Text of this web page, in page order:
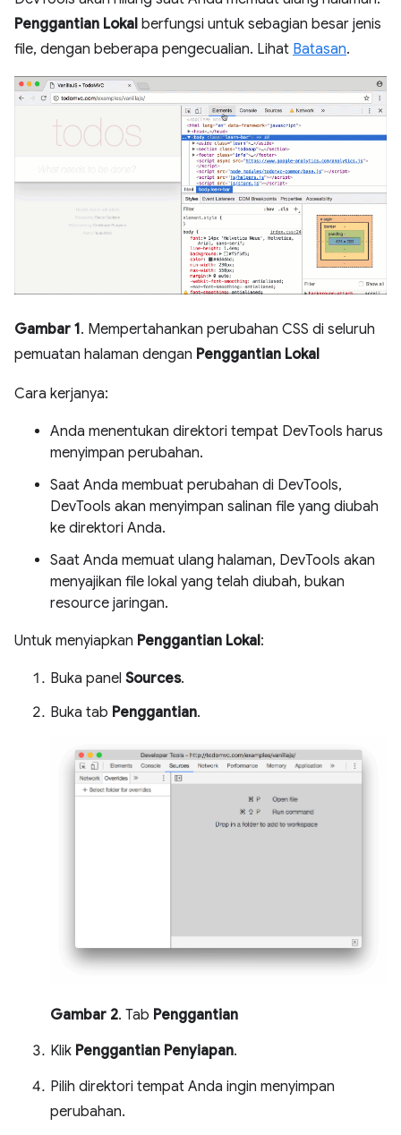
Penggantian Lokal berfungsi untuk sebagian besar jenis
file, dengan beberapa pengecualian. Lihat Batasan.
Gambar 1. Mempertahankan perubahan CSS di seluruh
pemuatan halaman dengan Penggantian Lokal
Cara kerjanya:
Anda menentukan direktori tempat DevTools harus
menyimpan perubahan.
Saat Anda membuat perubahan di DevTools,
DevTools akan menyimpan salinan file yang diubah
ke direktori Anda.
Saat Anda memuat ulang halaman, DevTools akan
menyajikan file lokal yang telah diubah, bukan
resource jaringan.
Untuk menyiapkan Penggantian Lokal:
Buka panel Sources.
Buka tab Penggantian.
Gambar 2. Tab Penggantian
Klik Penggantian Penyiapan.
Pilih direktori tempat Anda ingin menyimpan
perubahan.